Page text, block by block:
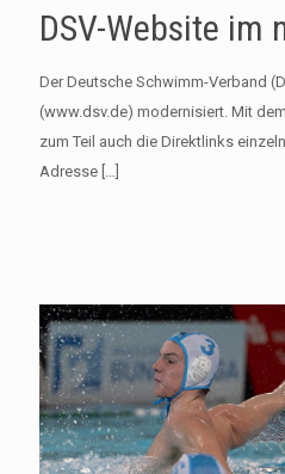
DSV-Website im
Der Deutsche Schwimm-Verband
(www.dsv.de) modernisiert. Mit
zum Teil auch die Direktlinks
Adresse […]